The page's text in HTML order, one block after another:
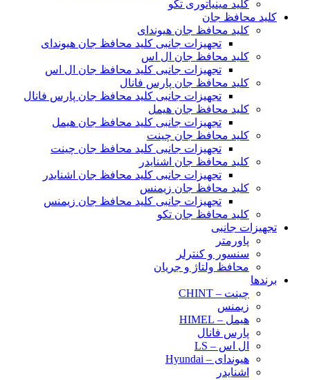
کلید مینیاتوری تکو
کلید محافظ جان
کلید محافظ جان هیوندای
تجهیزات جانبی کلید محافظ جان هیوندای
کلید محافظ جان ال اس
تجهیزات جانبی کلید محافظ جان ال اس
کلید محافظ جان پارس فانال
تجهیزات جانبی کلید محافظ جان پارس فانال
کلید محافظ جان هیمل
تجهیزات جانبی کلید محافظ جان هیمل
کلید محافظ جان چینت
تجهیزات جانبی کلید محافظ جان چینت
کلید محافظ جان اشنایدر
تجهیزات جانبی کلید محافظ جان اشنایدر
کلید محافظ جان زیمنس
تجهیزات جانبی کلید محافظ جان زیمنس
کلید محافظ جان تکو
تجهیزات جانبی
پاورمتر
سنسور و کنترلر
محافظ ولتاژ و‌ جریان
برندها
چینت – CHINT
زیمنس
هیمل – HIMEL
پارس فانال
ال اس – LS
هیوندای – Hyundai
اشنایدر